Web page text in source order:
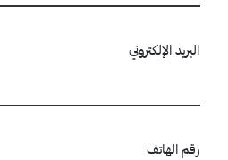
البريد الإلكتروني
رقم الهاتف